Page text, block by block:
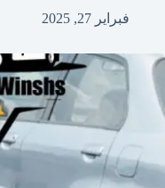
فبراير 27, 2025